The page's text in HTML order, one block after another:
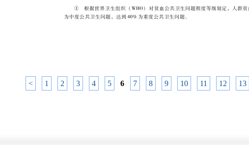
< 1 2 3 4 5 6 7 8 9 10 11 12 13